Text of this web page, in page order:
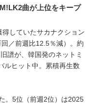
曲が上位をキープ
していたサカナクション
／前週比12.5％減）。約
譜が、韓国発のネットミ
ルヒット中。累積再生数
。5位（前週2位）は2025